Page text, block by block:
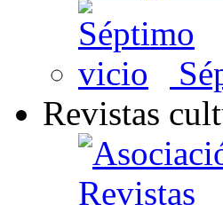
Revistas